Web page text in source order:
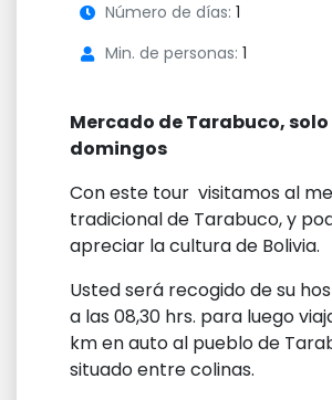
Número de días: 1
Min. de personas: 1
Mercado de Tarabuco, solo
domingos
Con este tour visitamos al
tradicional de Tarabuco, y
apreciar la cultura de Bolivia.
Usted será recogido de su
a las 08,30 hrs. para luego
km en auto al pueblo de
situado entre colinas.